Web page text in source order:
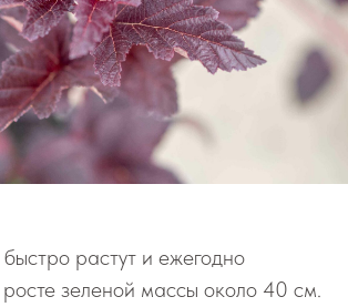
растут и ежегодно
зеленой массы около 40 см.